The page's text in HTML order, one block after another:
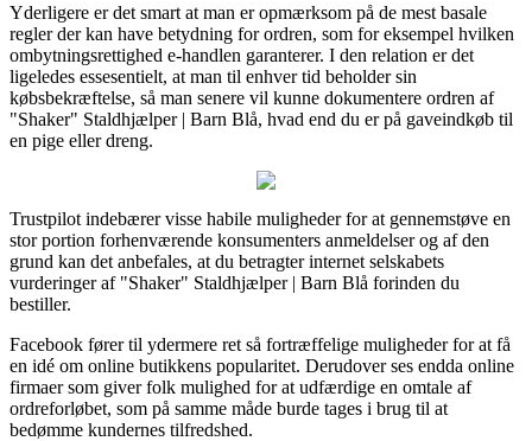
Yderligere er det smart at man er opmærksom på de mest basale
regler der kan have betydning for ordren, som for eksempel hvilken
ombytningsrettighed e-handlen garanterer. I den relation er det
ligeledes essesentielt, at man til enhver tid beholder sin
købsbekræftelse, så man senere vil kunne dokumentere ordren af
"Shaker" Staldhjælper | Barn Blå, hvad end du er på gaveindkøb til
en pige eller dreng.
Trustpilot indebærer visse habile muligheder for at gennemstøve en
stor portion forhenværende konsumenters anmeldelser og af den
grund kan det anbefales, at du betragter internet selskabets
vurderinger af "Shaker" Staldhjælper | Barn Blå forinden du
bestiller.
Facebook fører til ydermere ret så fortræffelige muligheder for at få
en idé om online butikkens popularitet. Derudover ses endda online
firmaer som giver folk mulighed for at udfærdige en omtale af
ordreforløbet, som på samme måde burde tages i brug til at
bedømme kundernes tilfredshed.